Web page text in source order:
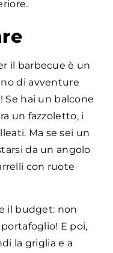
il barbecue è un
di avventure
hai un balcone
un fazzoletto, i
Ma se sei un
da un angolo
con ruote
il budget: non
E poi,
la griglia e a